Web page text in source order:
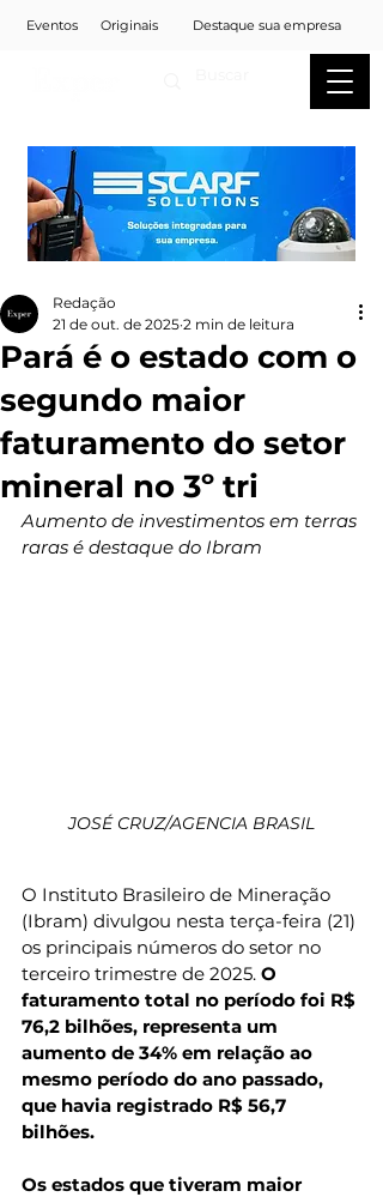
Eventos Originais Destaque sua empresa
Pará é o estado com o
segundo maior
faturamento do setor
mineral no 3º tri
Redação
21 de out. de 2025 2 min de leitura
Aumento de investimentos em terras
raras é destaque do Ibram
JOSÉ CRUZ/AGENCIA BRASIL
O Instituto Brasileiro de Mineração
(Ibram) divulgou nesta terça-feira (21)
os principais números do setor no
terceiro trimestre de 2025. O
faturamento total no período foi R$
76,2 bilhões, representa um
aumento de 34% em relação ao
mesmo período do ano passado,
que havia registrado R$ 56,7
bilhões.
Os estados que tiveram maior